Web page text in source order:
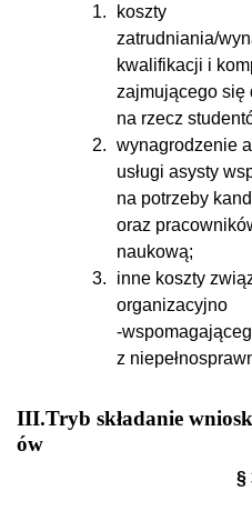
koszty
zatrudniania/
kwalifikacji i
zajmującego się
na rzecz
wynagrodzenie
usługi asysty
na potrzeby
oraz
naukową;
inne koszty
organizacyjno
-
z
III.Tryb składanie
ów
§